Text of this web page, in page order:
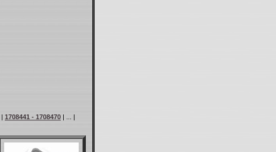
| 1708441 - 1708470 | ... |